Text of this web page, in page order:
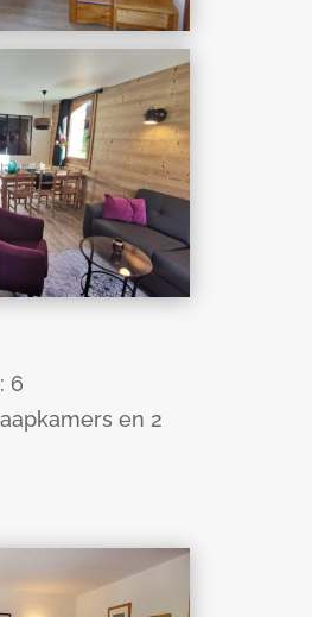
4-5
slaapkamer,
met toilet en
6
en 2